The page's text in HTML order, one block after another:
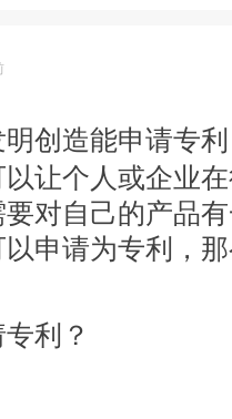
明创造能申请专
让个人或企业
对自己的产品
申请为专利，
利？